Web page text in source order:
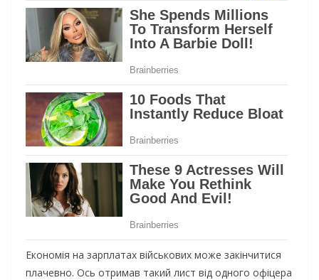
Економія на зарплатах військових може закінчитися
плачевно. Ось отримав такий лист від одного офіцера